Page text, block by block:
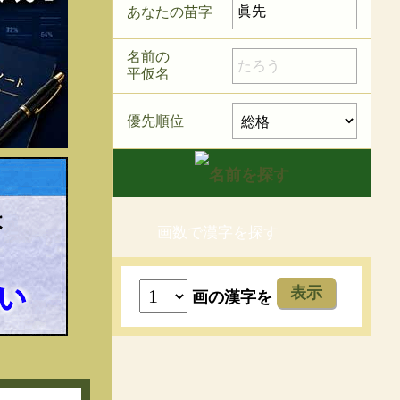
あなたの苗字
名前の
平仮名
優先順位
画数で漢字を探す
画の漢字を 表示